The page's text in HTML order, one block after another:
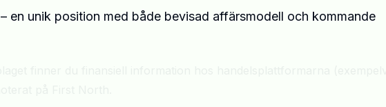
– en unik position med både bevisad affärsmodell och kommande